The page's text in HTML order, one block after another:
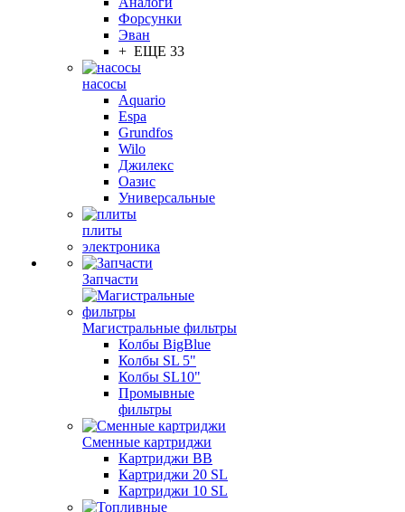
Форсунки
Эван
+ ЕЩЕ 33
насосы
Aquario
Espa
Grundfos
Wilo
Джилекс
Оазис
Универсальные
плиты
электроника
Запчасти
Магистральные фильтры
Колбы BigBlue
Колбы SL 5"
Колбы SL10"
Промывные
фильтры
Сменные картриджи
Картриджи BB
Картриджи 20 SL
Картриджи 10 SL